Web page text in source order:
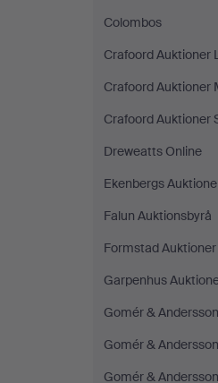
Colombos
Crafoord Auktioner
Crafoord Auktioner
Crafoord Auktioner
Dreweatts Online
Ekenbergs
Falun Auktionsbyrå
Formstad Auktioner
Garpenhus
Gomér &
Gomér &
Gomér &